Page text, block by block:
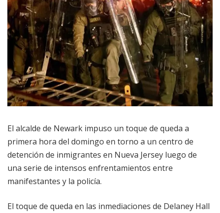
El alcalde de Newark impuso un toque de queda a
primera hora del domingo en torno a un centro de
detención de inmigrantes en Nueva Jersey luego de
una serie de intensos enfrentamientos entre
manifestantes y la policía.
El toque de queda en las inmediaciones de Delaney Hall